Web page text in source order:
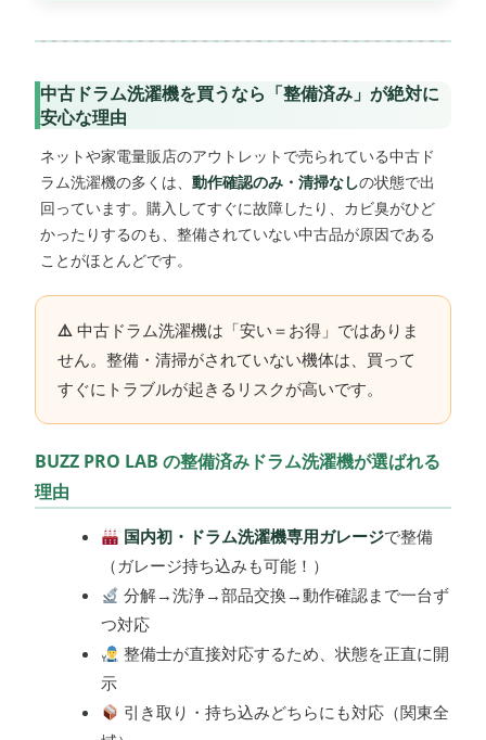
中古ドラム洗濯機を買うなら「整備済み」が絶対に
安心な理由
ネットや家電量販店のアウトレットで売られている中古ド
ラム洗濯機の多くは、 動作確認のみ・清掃なしの状態で出
回っています。購入してすぐに故障したり、カビ臭がひど
かったりするのも、整備されていない中古品が原因である
ことがほとんどです。
中古ドラム洗濯機は「安い＝お得」ではありま
せん。整備・清掃がされていない機体は、買って
すぐにトラブルが起きるリスクが高いです。
BUZZ PRO LAB の整備済みドラム洗濯機が選ばれる
理由
国内初・ドラム洗濯機専用ガレージで整備
（ガレージ持ち込みも可能！）
分解→洗浄→部品交換→動作確認まで一台ず
つ対応
整備士が直接対応するため、状態を正直に開
示
引き取り・持ち込みどちらにも対応（関東全